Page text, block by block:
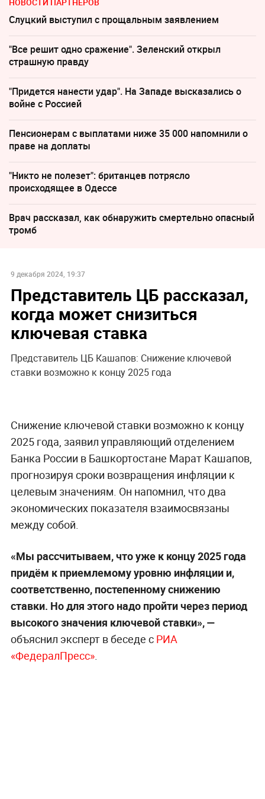
НОВОСТИ ПАРТНЕРОВ
Слуцкий выступил с прощальным заявлением
"Все решит одно сражение". Зеленский открыл
страшную правду
"Придется нанести удар". На Западе высказались о
войне с Россией
Пенсионерам с выплатами ниже 35 000 напомнили о
праве на доплаты
"Никто не полезет": британцев потрясло
происходящее в Одессе
Врач рассказал, как обнаружить смертельно опасный
тромб
9 декабря 2024, 19:37
Представитель ЦБ рассказал,
когда может снизиться
ключевая ставка
Представитель ЦБ Кашапов: Снижение ключевой
ставки возможно к концу 2025 года
Снижение ключевой ставки возможно к концу
2025 года, заявил управляющий отделением
Банка России в Башкортостане Марат Кашапов,
прогнозируя сроки возвращения инфляции к
целевым значениям. Он напомнил, что два
экономических показателя взаимосвязаны
между собой.
«Мы рассчитываем, что уже к концу 2025 года
придём к приемлемому уровню инфляции и,
соответственно, постепенному снижению
ставки. Но для этого надо пройти через период
высокого значения ключевой ставки», —
объяснил эксперт в беседе с РИА
«ФедералПресс».